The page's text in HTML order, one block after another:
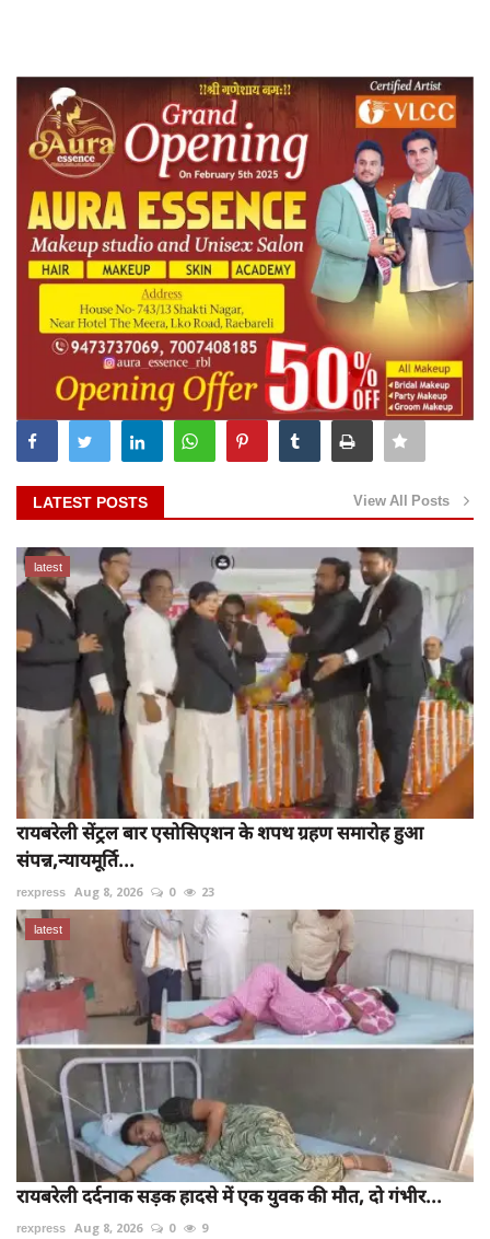
LATEST POSTS View All Posts
latest
रायबरेली सेंट्रल बार एसोसिएशन के शपथ ग्रहण समारोह हुआ
संपन्न,न्यायमूर्ति...
rexpress Aug 8, 2026 0 23
latest
रायबरेली दर्दनाक सड़क हादसे में एक युवक की मौत, दो गंभीर...
rexpress Aug 8, 2026 0 9